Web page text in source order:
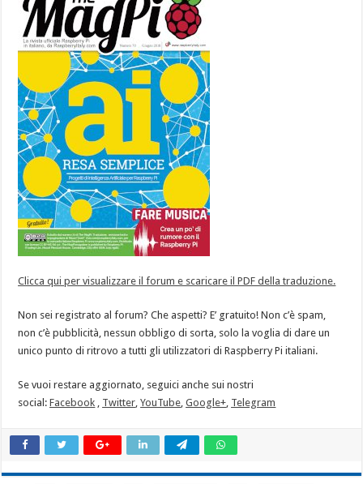
Clicca qui per visualizzare il forum e scaricare il PDF della traduzione.
Non sei registrato al forum? Che aspetti? E’ gratuito! Non c’è spam,
non c’è pubblicità, nessun obbligo di sorta, solo la voglia di dare un
unico punto di ritrovo a tutti gli utilizzatori di Raspberry Pi italiani.
Se vuoi restare aggiornato, seguici anche sui nostri
social:Facebook Twitter ,YouTube ,Google+ Telegram